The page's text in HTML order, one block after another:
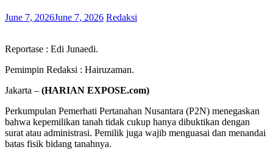
June 7, 2026June 7, 2026 Redaksi
Reportase : Edi Junaedi.
Pemimpin Redaksi : Hairuzaman.
Jakarta – (HARIAN EXPOSE.com)
Perkumpulan Pemerhati Pertanahan Nusantara (P2N) menegaskan
bahwa kepemilikan tanah tidak cukup hanya dibuktikan dengan
surat atau administrasi. Pemilik juga wajib menguasai dan menandai
batas fisik bidang tanahnya.